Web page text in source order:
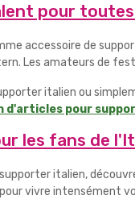
pour
accessoire de
Les amateurs de
italien ou
d'articles pour
les fans de
italien,
vivre intensément